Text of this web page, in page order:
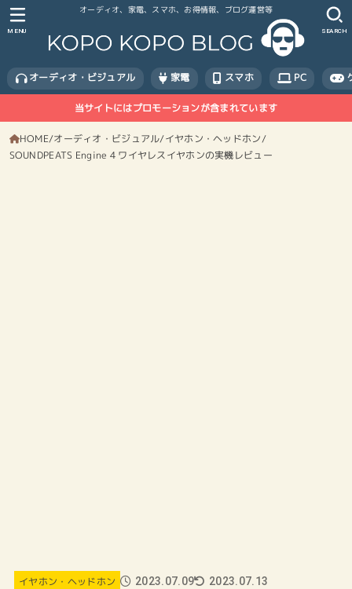
オーディオ、家電、スマホ、お得情報、ブログ運営等
オーディオ・ビジュアル 家電 スマホ PC
SEARCH
MENU
当サイトにはプロモーションが含まれています
HOME オーディオ・ビジュアル イヤホン・ヘッドホン
SOUNDPEATS Engine 4 ワイヤレスイヤホンの実機レビュー
イヤホン・ヘッドホン 2023.07.09 2023.07.13